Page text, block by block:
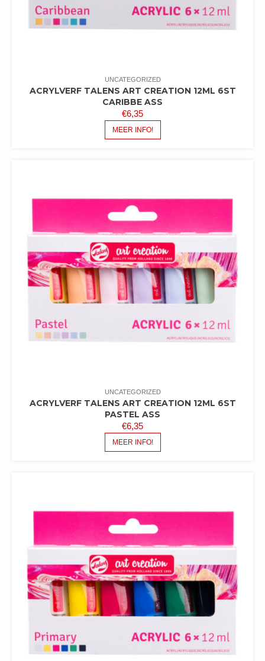
UNCATEGORIZED
ACRYLVERF TALENS ART CREATION 12ML 6ST
CARIBBE ASS
€6,35
MEER INFO!
UNCATEGORIZED
ACRYLVERF TALENS ART CREATION 12ML 6ST
PASTEL ASS
€6,35
MEER INFO!